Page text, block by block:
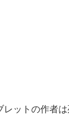
レットの作者